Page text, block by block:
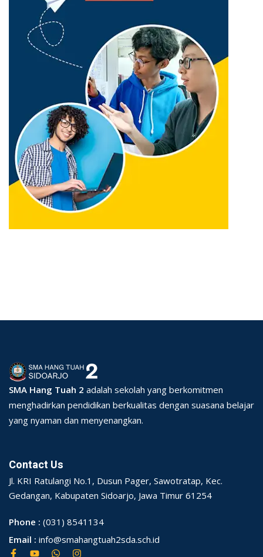
SMA Hang Tuah 2 adalah sekolah yang berkomitmen
menghadirkan pendidikan berkualitas dengan suasana belajar
yang nyaman dan menyenangkan.
Contact Us
Jl. KRI Ratulangi No.1, Dusun Pager, Sawotratap, Kec.
Gedangan, Kabupaten Sidoarjo, Jawa Timur 61254
Phone : (031) 8541134
Email : info@smahangtuah2sda.sch.id